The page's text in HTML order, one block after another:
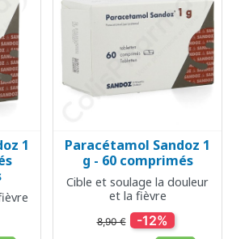
1
Paracétamol Sandoz 1
g - 60 comprimés
Cible et soulage la douleur
et la fièvre
8,90 € -12%